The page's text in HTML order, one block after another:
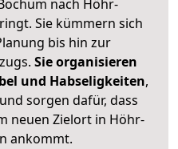
nach Höhr-
Sie kümmern sich
bis hin zur
Sie organisieren
und Habseligkeiten,
sorgen dafür, dass
neuen Zielort in Höhr-
ankommt.